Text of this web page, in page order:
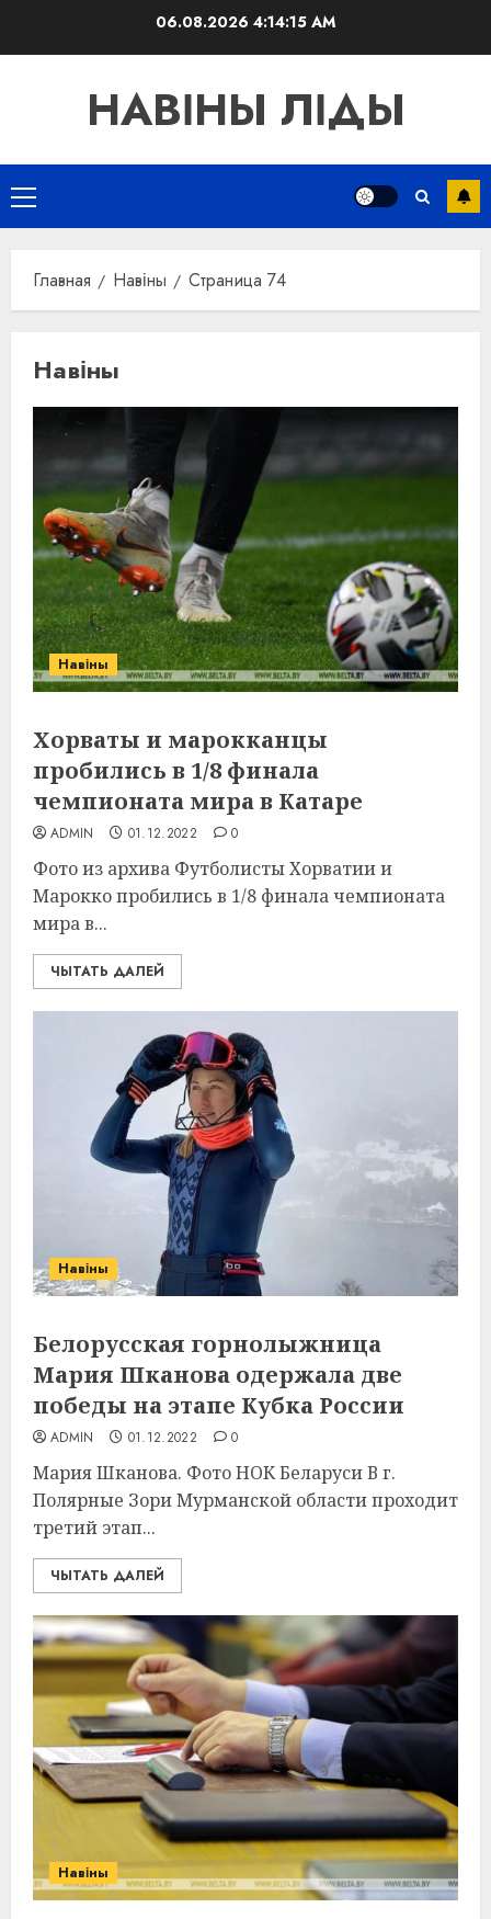
06.08.2026 4:14:16 AM
НАВІНЫ ЛІДЫ
Основное
меню
Главная Навіны Страница 74
Навіны
Навіны
Хорваты и марокканцы
пробились в 1/8 финала
чемпионата мира в Катаре
ADMIN 01.12.2022 0
Фото из архива Футболисты Хорватии и
Марокко пробились в 1/8 финала чемпионата
мира в...
ЧЫТАТЬ ДАЛЕЙ
Навіны
Белорусская горнолыжница
Мария Шканова одержала две
победы на этапе Кубка России
ADMIN 01.12.2022 0
Мария Шканова. Фото НОК Беларуси В г.
Полярные Зори Мурманской области проходит
третий этап...
ЧЫТАТЬ ДАЛЕЙ
Навіны